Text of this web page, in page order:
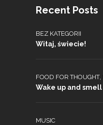
Recent Posts
BEZ KATEGORII
Witaj, świecie!
FOOD FOR THOUGHT,
Wake up and
MUSIC